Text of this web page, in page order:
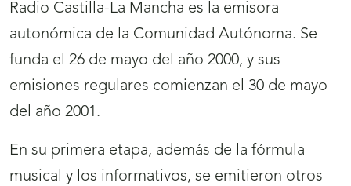
Radio Castilla-La Mancha es la emisora
autonómica de la Comunidad Autónoma. Se
funda el 26 de mayo del año 2000, y sus
emisiones regulares comienzan el 30 de mayo
del año 2001.
En su primera etapa, además de la fórmula
musical y los informativos, se emitieron otros